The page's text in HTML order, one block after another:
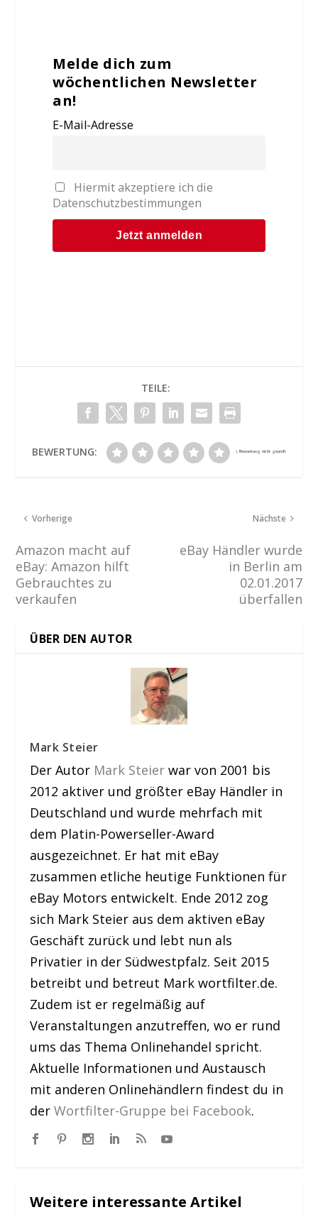
Melde dich zum
wöchentlichen Newsletter
an!
E-Mail-Adresse
Hiermit akzeptiere ich die
Datenschutzbestimmungen
TEILE:
BEWERTUNG:
Vorherige
Amazon macht auf
eBay: Amazon hilft
Gebrauchtes zu
verkaufen
Nächste
eBay Händler wurde
in Berlin am
02.01.2017
überfallen
ÜBER DEN AUTOR
Mark Steier
Der Autor Mark Steier war von 2001 bis
2012 aktiver und größter eBay Händler in
Deutschland und wurde mehrfach mit
dem Platin-Powerseller-Award
ausgezeichnet. Er hat mit eBay
zusammen etliche heutige Funktionen für
eBay Motors entwickelt. Ende 2012 zog
sich Mark Steier aus dem aktiven eBay
Geschäft zurück und lebt nun als
Privatier in der Südwestpfalz. Seit 2015
betreibt und betreut Mark wortfilter.de.
Zudem ist er regelmäßig auf
Veranstaltungen anzutreffen, wo er rund
ums das Thema Onlinehandel spricht.
Aktuelle Informationen und Austausch
mit anderen Onlinehändlern findest du in
derWortfilter-Gruppe bei Facebook.
Weitere interessante Artikel